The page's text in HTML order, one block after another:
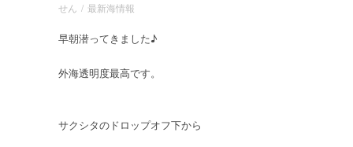
ラ
せん / 最新海情報
早朝潜ってきました♪
外海透明度最高です。
サクシタのドロップオフ下から